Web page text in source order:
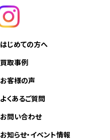
はじめての方へ
買取事例
お客様の声
よくあるご質問
お問い合わせ
お知らせ・イベント情報